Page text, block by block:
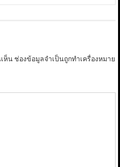
ห็น ช่องข้อมูลจำเป็นถูกทำเครื่องหมาย